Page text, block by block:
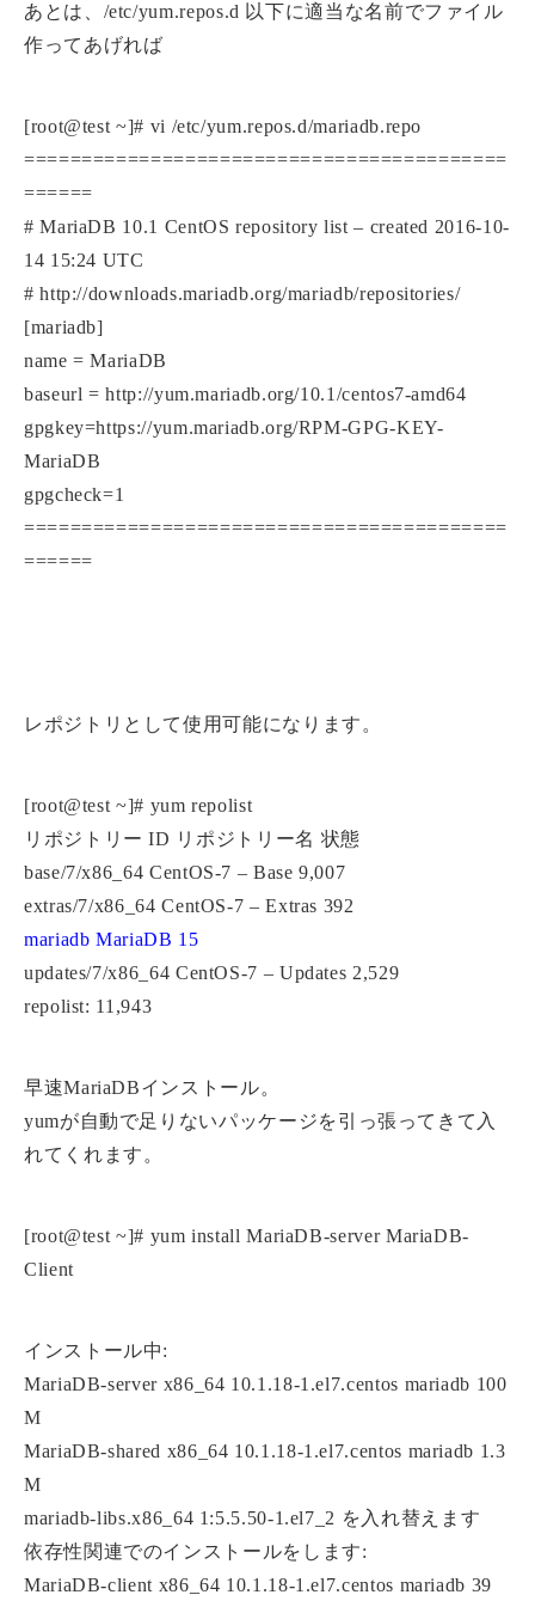
あとは、/etc/yum.repos.d 以下に適当な名前でファイル
作ってあげれば
[root@test ~]# vi /etc/yum.repos.d/mariadb.repo
==========================================
======
# MariaDB 10.1 CentOS repository list – created 2016-10-
14 15:24 UTC
# http://downloads.mariadb.org/mariadb/repositories/
[mariadb]
name = MariaDB
baseurl = http://yum.mariadb.org/10.1/centos7-amd64
gpgkey=https://yum.mariadb.org/RPM-GPG-KEY-
MariaDB
gpgcheck=1
==========================================
======
レポジトリとして使用可能になります。
[root@test ~]# yum repolist
リポジトリー ID リポジトリー名 状態
base/7/x86_64 CentOS-7 – Base 9,007
extras/7/x86_64 CentOS-7 – Extras 392
mariadb MariaDB 15
updates/7/x86_64 CentOS-7 – Updates 2,529
repolist: 11,943
早速MariaDBインストール。
yumが自動で足りないパッケージを引っ張ってきて入
れてくれます。
[root@test ~]# yum install MariaDB-server MariaDB-
Client
インストール中:
MariaDB-server x86_64 10.1.18-1.el7.centos mariadb 100
M
MariaDB-shared x86_64 10.1.18-1.el7.centos mariadb 1.3
M
mariadb-libs.x86_64 1:5.5.50-1.el7_2 を入れ替えます
依存性関連でのインストールをします:
MariaDB-client x86_64 10.1.18-1.el7.centos mariadb 39